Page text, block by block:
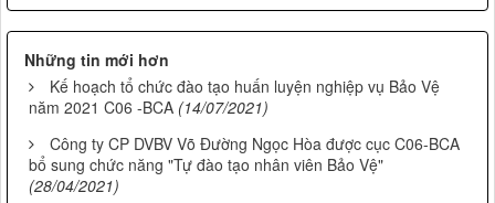
Những tin mới hơn
Kế hoạch tổ chức đào tạo huấn luyện nghiệp vụ Bảo Vệ
năm 2021 C06 -BCA (14/07/2021)
Công ty CP DVBV Võ Đường Ngọc Hòa được cục C06-BCA
bổ sung chức năng "Tự đào tạo nhân viên Bảo Vệ"
(28/04/2021)